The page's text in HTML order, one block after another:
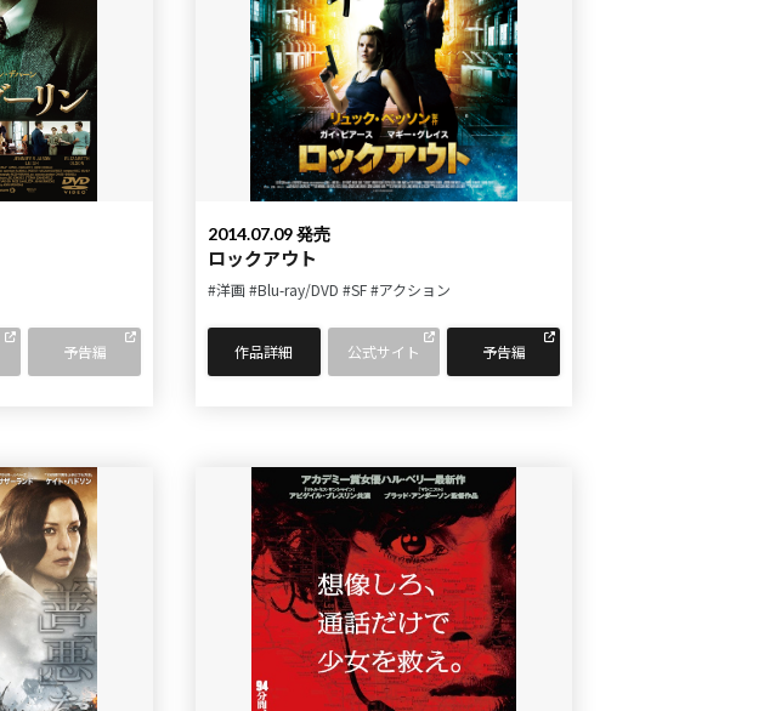
予告編
2014.07.09 発売
ロックアウト
#洋画 #Blu-ray/DVD #SF#アクション
作品詳細 公式サイト 予告編